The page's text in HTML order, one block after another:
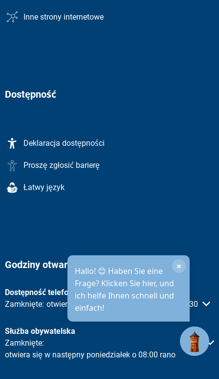
Inne strony internetowe
Dostępność
Deklaracja dostępności
Proszę zgłosić barierę
Łatwy język
Hallo! 😊 Haben Sie eine
Frage? Klicken Sie hier, und
ich helfe Ihnen schnell und
einfach!
×
Godziny otwarcia administracji miejskiej
Dostępność telefoniczna
Proszę kliknąć, aby ukryć inne godziny otwarcia lub
Zamknięte: otwieramy w następny poniedziałek o 08:30
Służba obywatelska
Proszę kliknąć, aby ukryć inne godziny otwarcia lub
Zamknięte:
otwiera się w następny poniedziałek o 08:00 rano